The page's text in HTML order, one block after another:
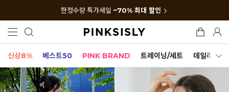
한정수량 특가세일 ~70% 최대 할인
신상8% 베스트50 PINK BRAND 트레이닝/세트 데일리세트